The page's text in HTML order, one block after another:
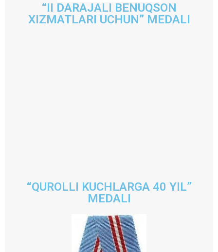
“II DARAJALI BENUQSON
XIZMATLARI UCHUN” MEDALI
“QUROLLI KUCHLARGA 40 YIL”
MEDALI